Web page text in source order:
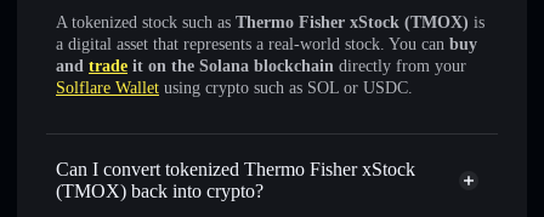
A tokenized stock such as Thermo Fisher xStock (TMOX) is
a digital asset that represents a real-world stock. You can buy
and trade it on the Solana blockchain directly from your
Solflare Wallet using crypto such as SOL or USDC.
Can I convert tokenized Thermo Fisher xStock
(TMOX) back into crypto?